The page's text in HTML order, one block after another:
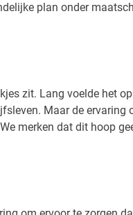
plan onder
zit. Lang voelde het
Maar de
merken dat dit hoop